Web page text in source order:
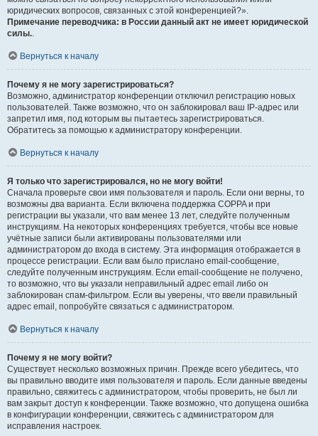
юридических вопросов, связанных с этой конференцией?».
Примечание переводчика: в России данный акт не имеет юридической
силы..
Вернуться к началу
Почему я не могу зарегистрироваться?
Возможно, администратор конференции отключил регистрацию новых
пользователей. Также возможно, что он заблокировал ваш IP-адрес или
запретил имя, под которым вы пытаетесь зарегистрироваться.
Обратитесь за помощью к администратору конференции.
Вернуться к началу
Я только что зарегистрировался, но не могу войти!
Сначала проверьте свои имя пользователя и пароль. Если они верны, то
возможны два варианта. Если включена поддержка COPPA и при
регистрации вы указали, что вам менее 13 лет, следуйте полученным
инструкциям. На некоторых конференциях требуется, чтобы все новые
учётные записи были активированы пользователями или
администратором до входа в систему. Эта информация отображается в
процессе регистрации. Если вам было прислано email-сообщение,
следуйте полученным инструкциям. Если email-сообщение не получено,
то возможно, что вы указали неправильный адрес email либо он
заблокирован спам-фильтром. Если вы уверены, что ввели правильный
адрес email, попробуйте связаться с администратором.
Вернуться к началу
Почему я не могу войти?
Существует несколько возможных причин. Прежде всего убедитесь, что
вы правильно вводите имя пользователя и пароль. Если данные введены
правильно, свяжитесь с администратором, чтобы проверить, не был ли
вам закрыт доступ к конференции. Также возможно, что допущена ошибка
в конфигурации конференции, свяжитесь с администратором для
исправления настроек.